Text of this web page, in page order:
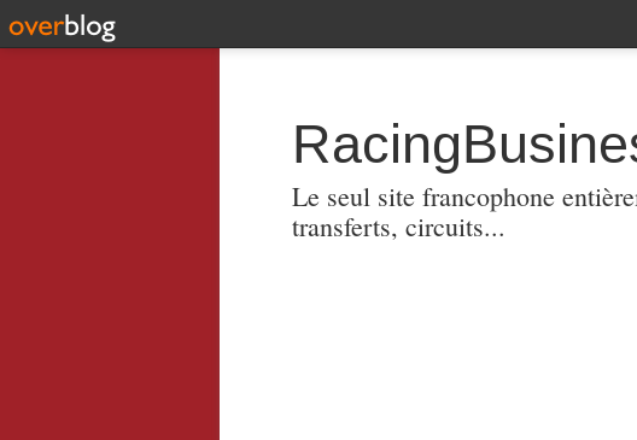
Le seul site francophone
transferts, circuits...